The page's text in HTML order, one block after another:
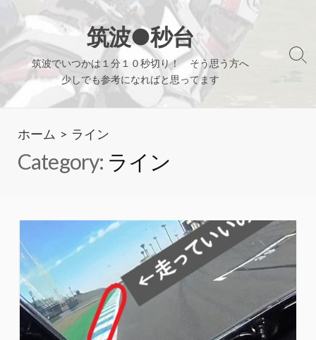
テ
ン
ツ
筑波●秒台
筑波でいつかは１分１０秒切り！ そう思う方へ
少しでも参考になればと思ってます
検
り
ホーム > ライン
Category: ライン